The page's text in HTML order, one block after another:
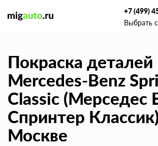
+7 (499)
Выбрать
Покраска деталей
Mercedes-Benz
Classic (Мерседес
Спринтер
Москве